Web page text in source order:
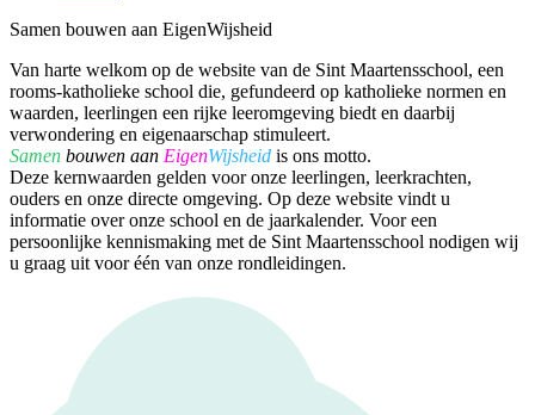
Samen bouwen aan EigenWijsheid
Van harte welkom op de website van de Sint Maartensschool, een
rooms-katholieke school die, gefundeerd op katholieke normen en
waarden, leerlingen een rijke leeromgeving biedt en daarbij
verwondering en eigenaarschap stimuleert.
Samen bouwen aan EigenWijsheid is ons motto.
Deze kernwaarden gelden voor onze leerlingen, leerkrachten,
ouders en onze directe omgeving. Op deze website vindt u
informatie over onze school en de jaarkalender. Voor een
persoonlijke kennismaking met de Sint Maartensschool nodigen wij
u graag uit voor één van onze rondleidingen.